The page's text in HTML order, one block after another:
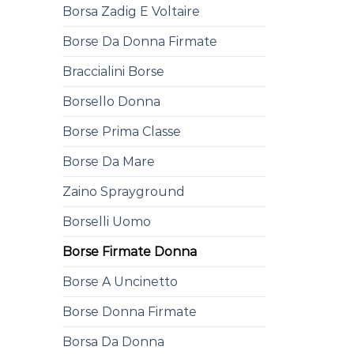
Borsa Zadig E Voltaire
Borse Da Donna Firmate
Braccialini Borse
Borsello Donna
Borse Prima Classe
Borse Da Mare
Zaino Sprayground
Borselli Uomo
Borse Firmate Donna
Borse A Uncinetto
Borse Donna Firmate
Borsa Da Donna